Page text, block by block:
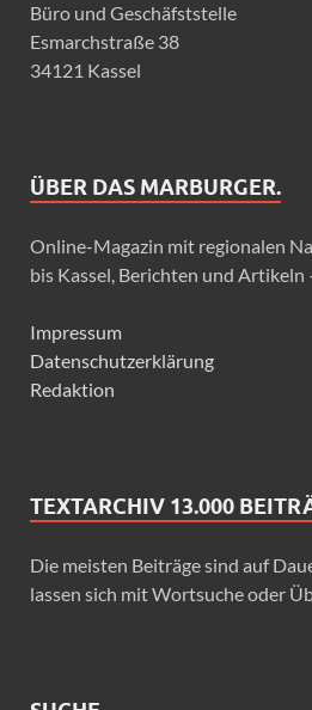
Büro und Geschäfststelle
Esmarchstraße 38
34121 Kassel
ÜBER DAS MARBURGER.
Online-Magazin mit regionalen
bis Kassel, Berichten und Artikeln
Impressum
Datenschutzerklärung
Redaktion
TEXTARCHIV 13.000
Die meisten Beiträge sind auf
lassen sich mit Wortsuche oder